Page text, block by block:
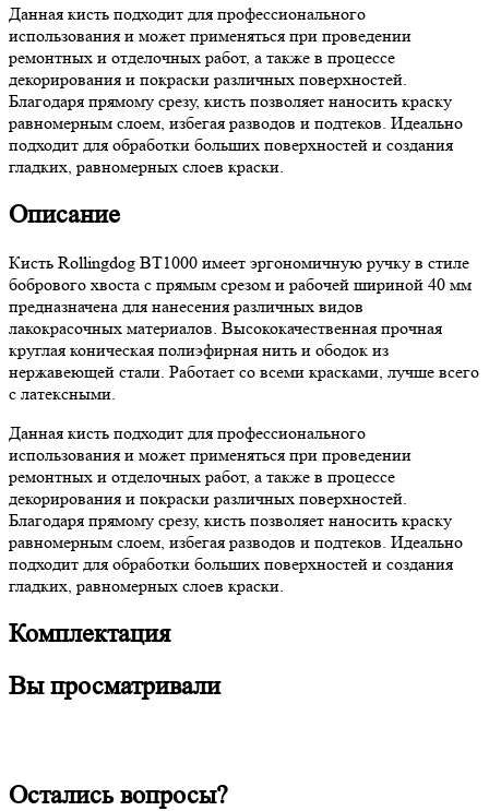
Данная кисть подходит для профессионального
использования и может применяться при проведении
ремонтных и отделочных работ, а также в процессе
декорирования и покраски различных поверхностей.
Благодаря прямому срезу, кисть позволяет наносить краску
равномерным слоем, избегая разводов и подтеков. Идеально
подходит для обработки больших поверхностей и создания
гладких, равномерных слоев краски.
Описание
Кисть Rollingdog BT1000 имеет эргономичную ручку в стиле
бобрового хвоста с прямым срезом и рабочей шириной 40 мм
предназначена для нанесения различных видов
лакокрасочных материалов. Высококачественная прочная
круглая коническая полиэфирная нить и ободок из
нержавеющей стали. Работает со всеми красками, лучше всего
с латексными.
Данная кисть подходит для профессионального
использования и может применяться при проведении
ремонтных и отделочных работ, а также в процессе
декорирования и покраски различных поверхностей.
Благодаря прямому срезу, кисть позволяет наносить краску
равномерным слоем, избегая разводов и подтеков. Идеально
подходит для обработки больших поверхностей и создания
гладких, равномерных слоев краски.
Комплектация
Вы просматривали
Остались вопросы?